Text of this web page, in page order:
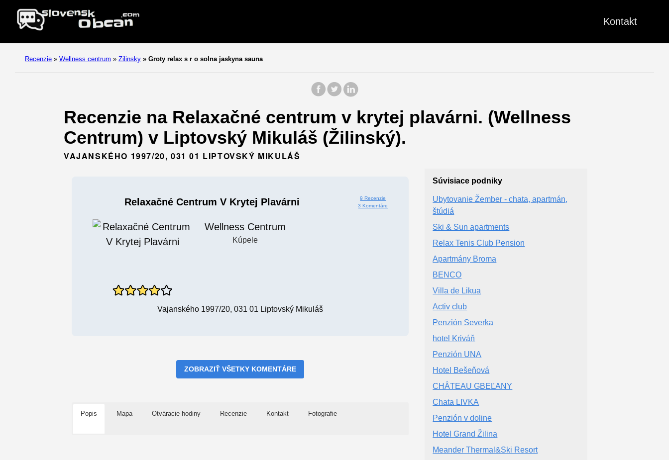
Kontakt
Recenzie » Wellness centrum » Zilinsky » Groty relax s r o solna jaskyna sauna
Recenzie na Relaxačné centrum v krytej plavárni. (Wellness
Centrum) v Liptovský Mikuláš (Žilinský).
VAJANSKÉHO 1997/20, 031 01 LIPTOVSKÝ MIKULÁŠ
Relaxačné Centrum V Krytej Plavárni
9 Recenzie
3 Komentáre
Wellness Centrum
Kúpele
Vajanského 1997/20, 031 01 Liptovský Mikuláš
ZOBRAZIŤ VŠETKY KOMENTÁRE
Popis Mapa Otváracie hodiny Recenzie Kontakt Fotografie
Súvisiace podniky
Ubytovanie Žember - chata, apartmán,
štúdiá
Ski & Sun apartments
Relax Tenis Club Pension
Apartmány Broma
BENCO
Villa de Likua
Activ club
Penzión Severka
hotel Kriváň
Penzión UNA
Hotel Bešeňová
CHÂTEAU GBEĽANY
Chata LIVKA
Penzión v doline
Hotel Grand Žilina
Meander Thermal&Ski Resort